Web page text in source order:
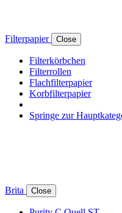
Filterpapier Close
Filterkörbchen
Filterrollen
Flachfilterpapier
Korbfilterpapier
Springe zur
Brita Close